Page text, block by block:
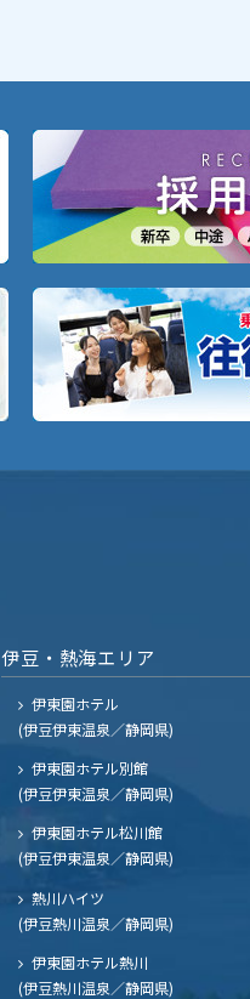
伊豆・熱海エリア
伊東園ホテル
(伊豆伊東温泉／静岡県)
伊東園ホテル別館
(伊豆伊東温泉／静岡県)
伊東園ホテル松川館
(伊豆伊東温泉／静岡県)
熱川ハイツ
(伊豆熱川温泉／静岡県)
伊東園ホテル熱川
(伊豆熱川温泉／静岡県)